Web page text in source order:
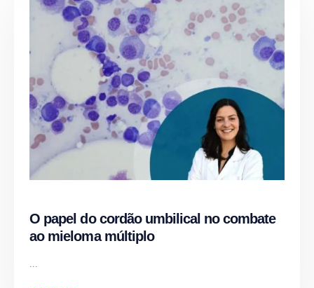
O papel do cordão umbilical no combate
ao mieloma múltiplo